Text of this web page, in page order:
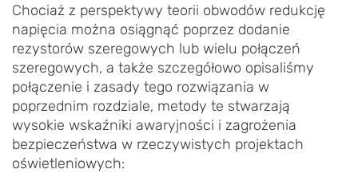
Chociaż z perspektywy teorii obwodów redukcję
napięcia można osiągnąć poprzez dodanie
rezystorów szeregowych lub wielu połączeń
szeregowych, a także szczegółowo opisaliśmy
połączenie i zasady tego rozwiązania w
poprzednim rozdziale, metody te stwarzają
wysokie wskaźniki awaryjności i zagrożenia
bezpieczeństwa w rzeczywistych projektach
oświetleniowych: